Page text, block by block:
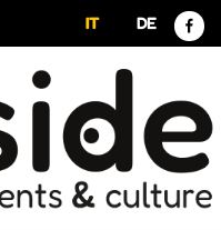
IT DE